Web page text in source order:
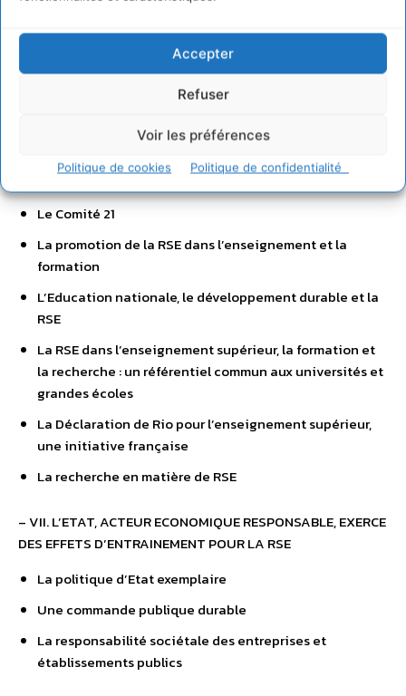
Accepter
Refuser
Voir les préférences
Politique de cookies Politique de confidentialité
IMS-Entreprendre pour la cité
FACE : Fondation agir contre l’exclusion
Le Club des directeurs du développement durable (C3D)
Le Comité 21
La promotion de la RSE dans l’enseignement et la
formation
L’Education nationale, le développement durable et la
RSE
La RSE dans l’enseignement supérieur, la formation et
la recherche : un référentiel commun aux universités et
grandes écoles
La Déclaration de Rio pour l’enseignement supérieur,
une initiative française
La recherche en matière de RSE
– VII. L’ETAT, ACTEUR ECONOMIQUE RESPONSABLE, EXERCE
DES EFFETS D’ENTRAINEMENT POUR LA RSE
La politique d’Etat exemplaire
Une commande publique durable
La responsabilité sociétale des entreprises et
établissements publics